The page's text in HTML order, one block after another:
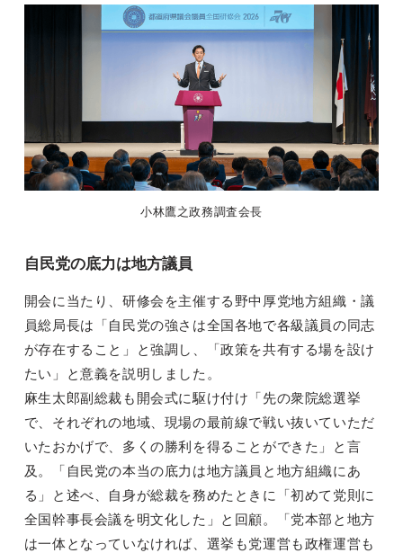
小林鷹之政務調査会長
自民党の底力は地方議員
開会に当たり、研修会を主催する野中厚党地方組織・議
員総局長は「自民党の強さは全国各地で各級議員の同志
が存在すること」と強調し、「政策を共有する場を設け
たい」と意義を説明しました。
麻生太郎副総裁も開会式に駆け付け「先の衆院総選挙
で、それぞれの地域、現場の最前線で戦い抜いていただ
いたおかげで、多くの勝利を得ることができた」と言
及。「自民党の本当の底力は地方議員と地方組織にあ
る」と述べ、自身が総裁を務めたときに「初めて党則に
全国幹事長会議を明文化した」と回顧。「党本部と地方
は一体となっていなければ、選挙も党運営も政権運営も